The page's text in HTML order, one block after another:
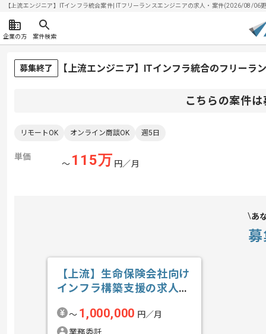
【上流エンジニア】ITインフラ統合案件| ITフリーランスエンジニアの求人・案件(2026/08/06
企業の方 案件検索
募集終了 【上流エンジニア】ITインフラ統合のフリーラ
こちらの案件
リモートOK オンライン商談OK 週5日
単価
〜 115万 円／月
あ
【上流】生命保険会社向け
インフラ構築支援の求人・
〜 1,000,000 円／月